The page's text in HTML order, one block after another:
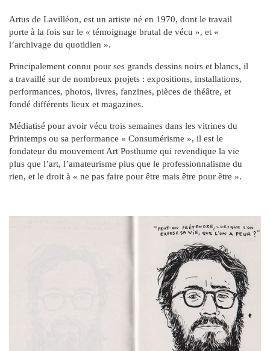
Artus de Lavilléon, est un artiste né en 1970, dont le travail
porte à la fois sur le « témoignage brutal de vécu », et «
l’archivage du quotidien ».
Principalement connu pour ses grands dessins noirs et blancs, il
a travaillé sur de nombreux projets : expositions, installations,
performances, photos, livres, fanzines, pièces de théâtre, et
fondé différents lieux et magazines.
Médiatisé pour avoir vécu trois semaines dans les vitrines du
Printemps ou sa performance « Consumérisme », il est le
fondateur du mouvement Art Posthume qui revendique la vie
plus que l’art, l’amateurisme plus que le professionnalisme du
rien, et le droit à « ne pas faire pour être mais être pour être ».